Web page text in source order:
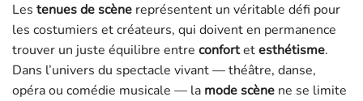
Les tenues de scène représentent un véritable défi pour
les costumiers et créateurs, qui doivent en permanence
trouver un juste équilibre entre confortetesthétisme.
Dans l’univers du spectacle vivant — théâtre, danse,
opéra ou comédie musicale — la mode scène ne se limite